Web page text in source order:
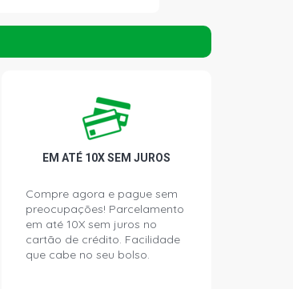
(1995 - 1997)
AP (1995 - 1999)
(1997 - 1999)
EM ATÉ 10X SEM JUROS
Compre agora e pague sem
preocupações! Parcelamento
em até 10X sem juros no
cartão de crédito. Facilidade
que cabe no seu bolso.